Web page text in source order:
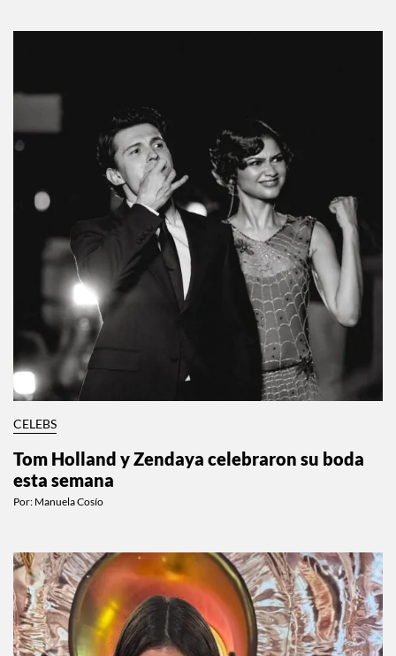
CELEBS
Tom Holland y Zendaya celebraron su boda
esta semana
Por: Manuela Cosío